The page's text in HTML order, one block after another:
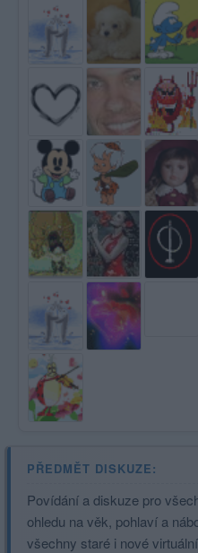
PŘEDMĚT DISKUZE:
Povídání a diskuze pro
ohledu na věk, pohlaví a
všechny staré i nové